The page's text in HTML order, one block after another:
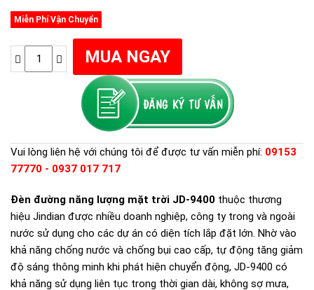
Miễn Phí Vận Chuyển
Vui lòng liên hệ với chúng tôi để được tư vấn miễn phí: 09153
77770 - 0937 017 717
Đèn đường năng lượng mặt trời JD-9400 thuộc thương
hiệu Jindian được nhiều doanh nghiệp, công ty trong và ngoài
nước sử dụng cho các dự án có diện tích lắp đặt lớn. Nhờ vào
khả năng chống nước và chống bụi cao cấp, tự động tăng giảm
độ sáng thông minh khi phát hiện chuyển động, JD-9400 có
khả năng sử dụng liên tục trong thời gian dài, không sợ mưa,